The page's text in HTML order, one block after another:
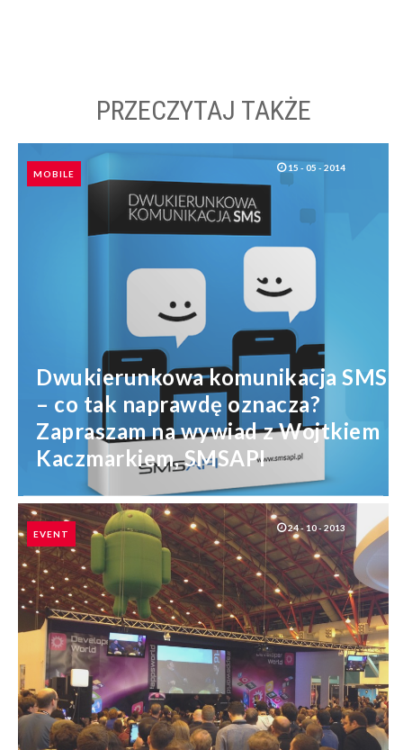
PRZECZYTAJ TAKŻE
MOBILE
15 - 05 - 2014
Dwukierunkowa komunikacja SMS
– co tak naprawdę oznacza?
Zapraszam na wywiad z Wojtkiem
Kaczmarkiem, SMSAPI
EVENT
24 - 10 - 2013